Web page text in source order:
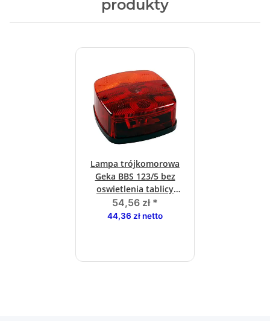
produkty
Lampa trójkomorowa
Geka BBS 123/5 bez
oswietlenia tablicy
rejestracyjnej
54,56 zł *
44,36 zł netto